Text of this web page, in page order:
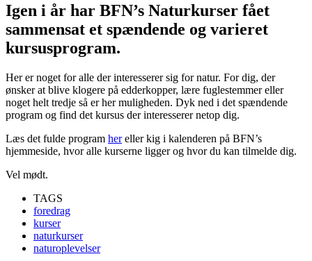
Igen i år har BFN’s Naturkurser fået
sammensat et spændende og varieret
kursusprogram.
Her er noget for alle der interesserer sig for natur. For dig, der
ønsker at blive klogere på edderkopper, lære fuglestemmer eller
noget helt tredje så er her muligheden. Dyk ned i det spændende
program og find det kursus der interesserer netop dig.
Læs det fulde program hereller kig i kalenderen på BFN’s
hjemmeside, hvor alle kurserne ligger og hvor du kan tilmelde dig.
Vel mødt.
TAGS
foredrag
kurser
naturkurser
naturoplevelser